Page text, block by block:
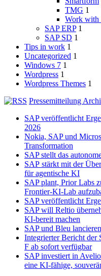
TMG 1
Work with
SAP ERP 1
SAP SD 1
Tips in work 1
Uncategorized 1
Windows 7 1
Wordpress 1
Wordpress Themes 1
Pressemitteilung
SAP veröffentlicht
2026
Nokia, SAP und
Transformation
SAP stellt das
SAP stärkt mit der
für agentische KI
SAP plant, Prior Labs
Frontier-KI-Lab
SAP veröffentlicht
SAP will Reltio
KI-bereit machen
SAP und Bleu
Integrierter Bericht der
F ab sofort verfügbar
SAP investiert in
eine KI-fähige,